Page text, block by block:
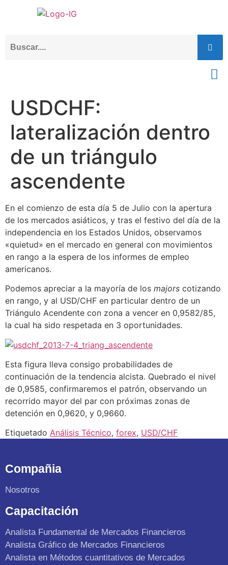
USDCHF:
lateralización dentro
de un triángulo
ascendente
En el comienzo de esta día 5 de Julio con la apertura
de los mercados asiáticos, y tras el festivo del día de la
independencia en los Estados Unidos, observamos
«quietud» en el mercado en general con movimientos
en rango a la espera de los informes de empleo
americanos.
Podemos apreciar a la mayoría de los majors cotizando
en rango, y al USD/CHF en particular dentro de un
Triángulo Acendente con zona a vencer en 0,9582/85,
la cual ha sido respetada en 3 oportunidades.
Esta figura lleva consigo probabilidades de
continuación de la tendencia alcista. Quebrado el nivel
de 0,9585, confirmaremos el patrón, observando un
recorrido mayor del par con próximas zonas de
detención en 0,9620, y 0,9660.
Etiquetado Análisis Técnico, forex, USD/CHF
Compañia
Nosotros
Capacitación
Analista Fundamental de Mercados Financieros
Analista Gráfico de Mercados Financieros
Analista en Métodos cuantitativos de Mercados